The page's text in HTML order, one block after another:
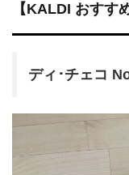
【KALDI おすす
ディ･チェコ